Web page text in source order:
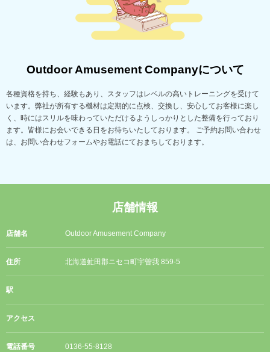
Outdoor Amusement Companyについて
各種資格を持ち、経験もあり、スタッフはレベルの高いトレーニングを受けて
います。弊社が所有する機材は定期的に点検、交換し、安心してお客様に楽し
く、時にはスリルを味わっていただけるようしっかりとした整備を行っており
ます。皆様にお会いできる日をお待ちいたしております。 ご予約お問い合わせ
は、お問い合わせフォームやお電話にておまちしております。
店舗情報
店舗名 Outdoor Amusement Company
住所 北海道虻田郡ニセコ町宇曽我 859-5
駅
アクセス
電話番号 0136-55-8128